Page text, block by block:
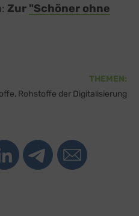
Zur "Schöner ohne
THEMEN:
Rohstoffe der Digitalisierung